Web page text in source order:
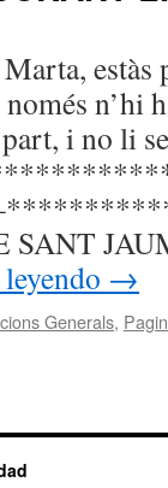
estàs
n’hi
i no li
SANT
→
Generals,